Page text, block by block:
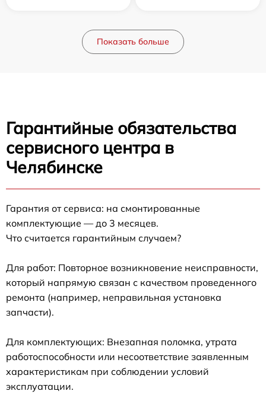
Показать больше
Гарантийные обязательства
сервисного центра в
Челябинске
Гарантия от сервиса: на смонтированные
комплектующие — до 3 месяцев.
Что считается гарантийным случаем?
Для работ: Повторное возникновение неисправности,
который напрямую связан с качеством проведенного
ремонта (например, неправильная установка
запчасти).
Для комплектующих: Внезапная поломка, утрата
работоспособности или несоответствие заявленным
характеристикам при соблюдении условий
эксплуатации.